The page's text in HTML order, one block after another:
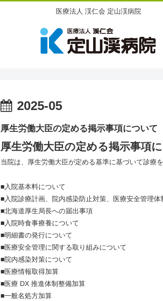
医療法人 渓仁会 定山渓病院
2025-05
厚生労働大臣の定める掲示事項について
厚生労働大臣の定める掲示事項
当院は、厚生労働大臣が定める基準に基づいて診療
■入院基本料について
■入院診療計画、院内感染防止対策、医療安全管理
■北海道厚生局長への届出事項
■入院時食事療養について
■明細書の発行について
■医療安全管理に関する取り組みについて
■院内感染対策について
■医療情報取得加算
■医療 DX 推進体制整備加算
■一般名処方加算